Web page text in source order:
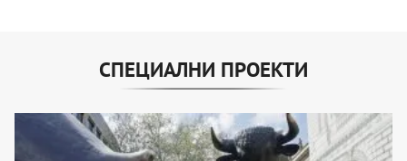
СПЕЦИАЛНИ ПРОЕКТИ